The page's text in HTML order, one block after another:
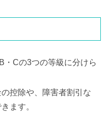
・Cの3つの等級に分けら
控除や、障害者割引な
ます。